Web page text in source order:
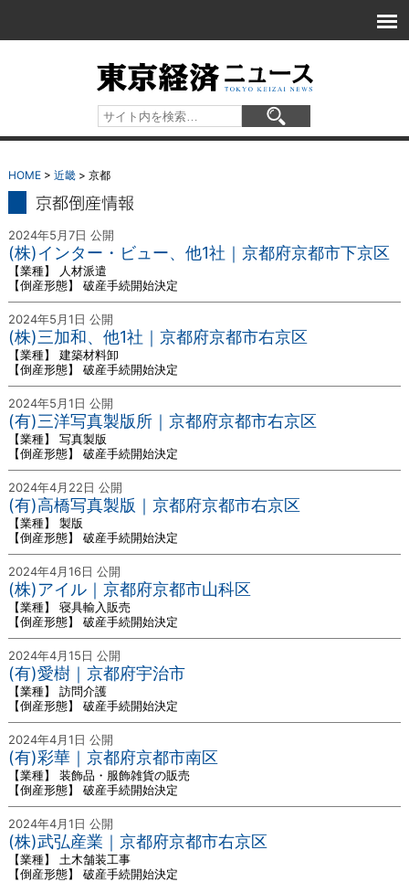
HOME> 近畿> 京都
京都 倒産情報
2024年5月7日 公開
(株)インター・ビュー、他1社｜京都府京都市下京区
【業種】 人材派遣
【倒産形態】 破産手続開始決定
2024年5月1日 公開
(株)三加和、他1社｜京都府京都市右京区
【業種】 建築材料卸
【倒産形態】 破産手続開始決定
2024年5月1日 公開
(有)三洋写真製版所｜京都府京都市右京区
【業種】 写真製版
【倒産形態】 破産手続開始決定
2024年4月22日 公開
(有)高橋写真製版｜京都府京都市右京区
【業種】 製版
【倒産形態】 破産手続開始決定
2024年4月16日 公開
(株)アイル｜京都府京都市山科区
【業種】 寝具輸入販売
【倒産形態】 破産手続開始決定
2024年4月15日 公開
(有)愛樹｜京都府宇治市
【業種】 訪問介護
【倒産形態】 破産手続開始決定
2024年4月1日 公開
(有)彩華｜京都府京都市南区
【業種】 装飾品・服飾雑貨の販売
【倒産形態】 破産手続開始決定
2024年4月1日 公開
(株)武弘産業｜京都府京都市右京区
【業種】 土木舗装工事
【倒産形態】 破産手続開始決定